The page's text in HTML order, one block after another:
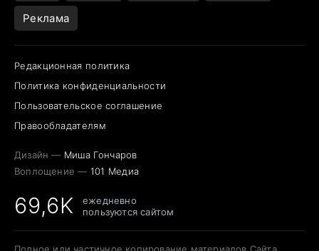
Реклама
Редакционная политика
Политика конфиденциальности
Пользовательское соглашение
Правообладателям
Дизайн — Миша Гончаров
Воплощение — 101 Медиа
69,6K
ежедневно
пользуются сайтом